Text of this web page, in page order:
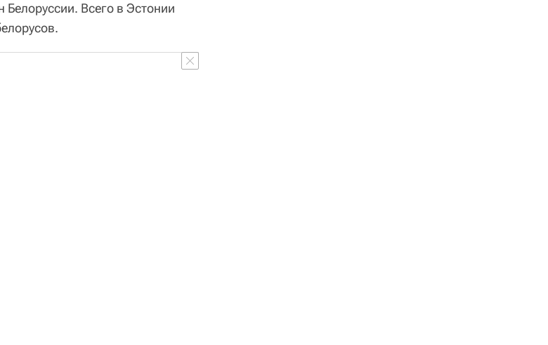
Всего в Эстонии